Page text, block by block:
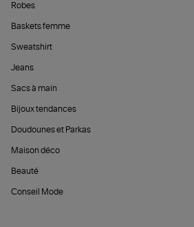
Robes
Baskets femme
Sweatshirt
Jeans
Sacs à main
Bijoux tendances
Doudounes et Parkas
Maison déco
Beauté
Conseil Mode